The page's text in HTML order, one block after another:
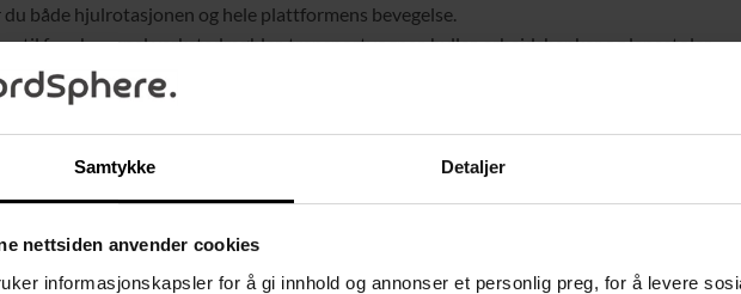
Samtykke Detaljer
nettsiden anvender cookies
informasjonskapsler for å gi innhold og annonser et personlig preg, for å levere
både hjulrotasjonen og hele plattformens bevegelse.
til for eksempel verkstedmøbler, transportvogner, hyller, arbeidsbenker og lenestoler.
og kan rotere 360 grader.
ved behov.